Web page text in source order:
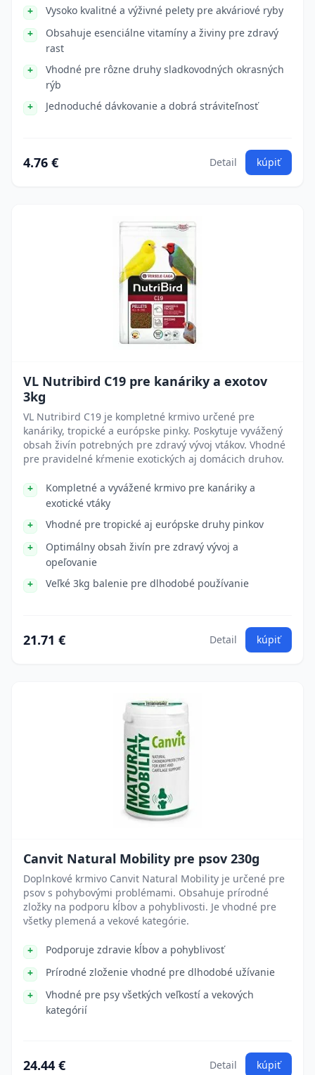
Vysoko kvalitné a výživné pelety pre akváriové ryby
Obsahuje esenciálne vitamíny a živiny pre zdravý
rast
Vhodné pre rôzne druhy sladkovodných okrasných
rýb
Jednoduché dávkovanie a dobrá stráviteľnosť
4.76 € Detail kúpiť
VL Nutribird C19 pre kanáriky a exotov
3kg
VL Nutribird C19 je kompletné krmivo určené pre
kanáriky, tropické a európske pinky. Poskytuje vyvážený
obsah živín potrebných pre zdravý vývoj vtákov. Vhodné
pre pravidelné kŕmenie exotických aj domácich druhov.
Kompletné a vyvážené krmivo pre kanáriky a
exotické vtáky
Vhodné pre tropické aj európske druhy pinkov
Optimálny obsah živín pre zdravý vývoj a
opeľovanie
Veľké 3kg balenie pre dlhodobé používanie
21.71 € Detail kúpiť
Canvit Natural Mobility pre psov 230g
Doplnkové krmivo Canvit Natural Mobility je určené pre
psov s pohybovými problémami. Obsahuje prírodné
zložky na podporu kĺbov a pohyblivosti. Je vhodné pre
všetky plemená a vekové kategórie.
Podporuje zdravie kĺbov a pohyblivosť
Prírodné zloženie vhodné pre dlhodobé užívanie
Vhodné pre psy všetkých veľkostí a vekových
kategórií
24.44 € Detail kúpiť